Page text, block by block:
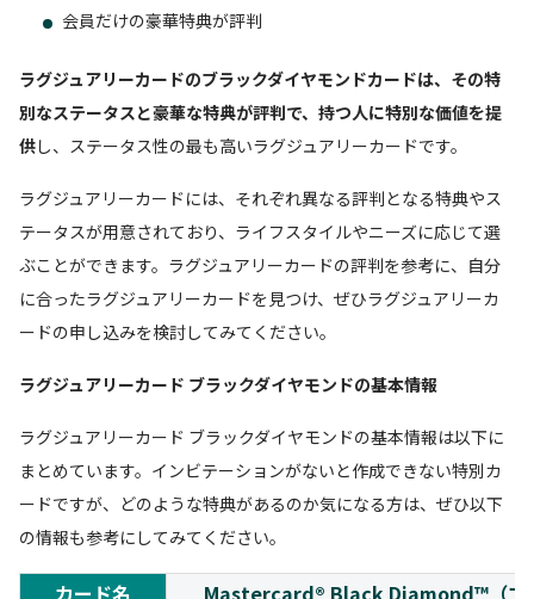
会員だけの豪華特典が評判
ラグジュアリーカードのブラックダイヤモンドカードは、その特
別なステータスと豪華な特典が評判で、持つ人に特別な価値を提
供し、ステータス性の最も高いラグジュアリーカードです。
ラグジュアリーカードには、それぞれ異なる評判となる特典やス
テータスが用意されており、ライフスタイルやニーズに応じて選
ぶことができます。ラグジュアリーカードの評判を参考に、自分
に合ったラグジュアリーカードを見つけ、ぜひラグジュアリーカ
ードの申し込みを検討してみてください。
ラグジュアリーカード ブラックダイヤモンドの基本情報
ラグジュアリーカード ブラックダイヤモンドの基本情報は以下に
まとめています。インビテーションがないと作成できない特別カ
ードですが、どのような特典があるのか気になる方は、ぜひ以下
の情報も参考にしてみてください。